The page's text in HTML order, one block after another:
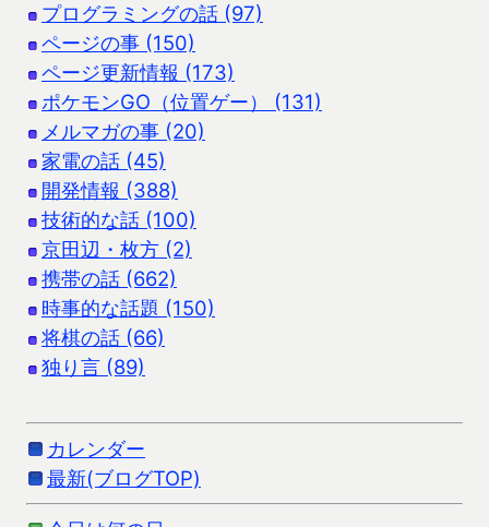
プログラミングの話 (97)
ページの事 (150)
ページ更新情報 (173)
ポケモンGO（位置ゲー） (131)
メルマガの事 (20)
家電の話 (45)
開発情報 (388)
技術的な話 (100)
京田辺・枚方 (2)
携帯の話 (662)
時事的な話題 (150)
将棋の話 (66)
独り言 (89)
カレンダー
最新(ブログTOP)